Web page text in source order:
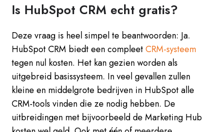
Is HubSpot CRM echt gratis?
Deze vraag is heel simpel te beantwoorden: Ja.
HubSpot CRM biedt een compleetCRM-systeem
tegen nul kosten. Het kan gezien worden als
uitgebreid basissysteem. In veel gevallen zullen
kleine en middelgrote bedrijven in HubSpot alle
CRM-tools vinden die ze nodig hebben. De
uitbreidingen met bijvoorbeeld de Marketing Hub